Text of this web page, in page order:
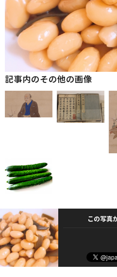
記事内のその他の画像
この写真